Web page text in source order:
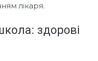
лікаря.
здорові